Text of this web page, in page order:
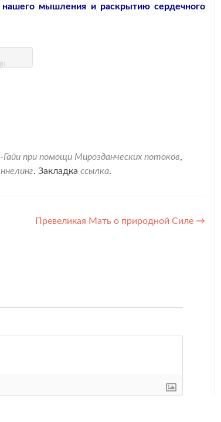
мышления и раскрытию сердечного
при помощи Мирозданческих потоков,
. Закладка ссылка.
Превеликая Мать о природной Силе →